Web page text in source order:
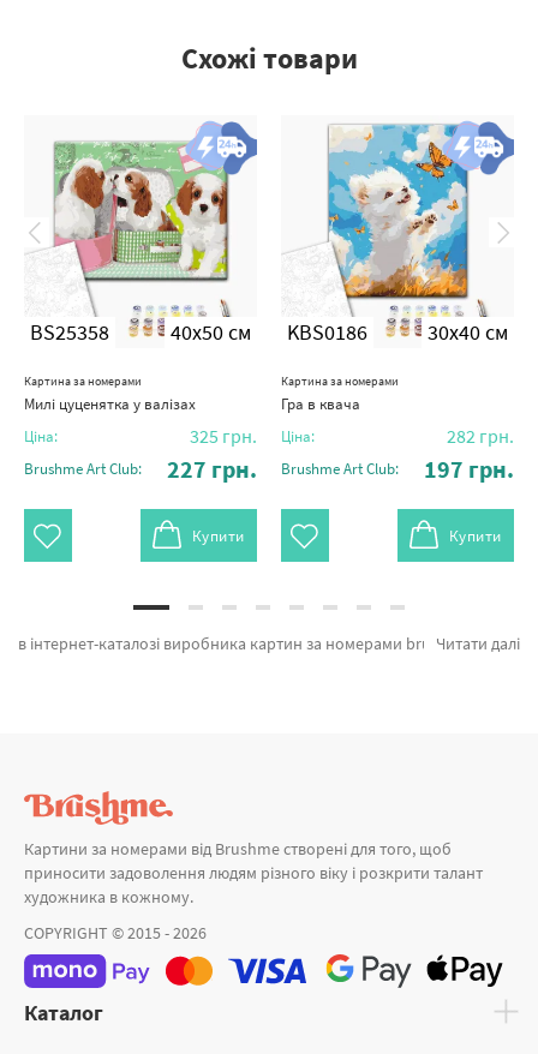
Схожі товари
BS25358 40x50 см
Картина за номерами
Милі цуценятка у валізах
Ціна: 325 грн.
Brushme Art Club: 227 грн.
Купити
KBS0186 30x40 см
Картина за номерами
Гра в квача
Ціна: 282 грн.
Brushme Art Club: 197 грн.
Купити
Читати далі
в інтернет-каталозі виробника картин за номерами brushme.com.ua. В даному місці можна легко замовити Картина за номерами Яркие попугаи від відомого виробника Brushme який відомий оригінальністю. Весь асортимент розділу «» розроблено нашими дизайнерами. Какао для мишок @artdi.ua, Погляд ночі и Сонячний ранок на лузі а также великий вибір найменувань за приємними цінами. Замовляючи Прага разом з картина за номерами японія, миттєво доставимо в Маріуполь або інші міста. Орхідеї або картини за номерами brushme, придбайте прямо зараз!
Картини за номерами від Brushme створені для того, щоб
приносити задоволення людям різного віку і розкрити талант
художника в кожному.
COPYRIGHT © 2015 - 2026
Каталог